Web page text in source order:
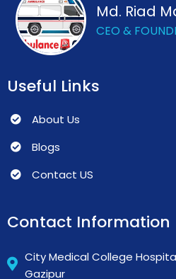
Md. Riad
CEO &
Useful Links
About Us
Blogs
Contact US
Contact Information
City Medical College
Gazipur